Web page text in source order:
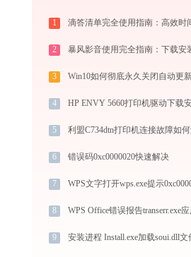
1
2
3
4
5
6 错误码0xc0000020快速解决
7
8
9